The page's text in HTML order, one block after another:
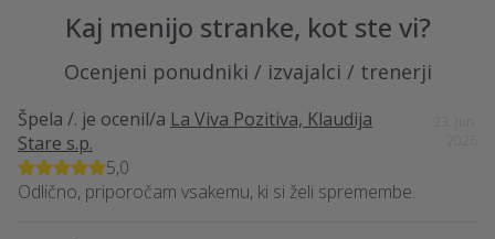
Kaj menijo stranke, kot ste vi?
Ocenjeni ponudniki / izvajalci / trenerji
Špela /. je ocenil/a La Viva Pozitiva, Klaudija
Stare s.p.
5,0
Odlično, priporočam vsakemu, ki si želi spremembe.